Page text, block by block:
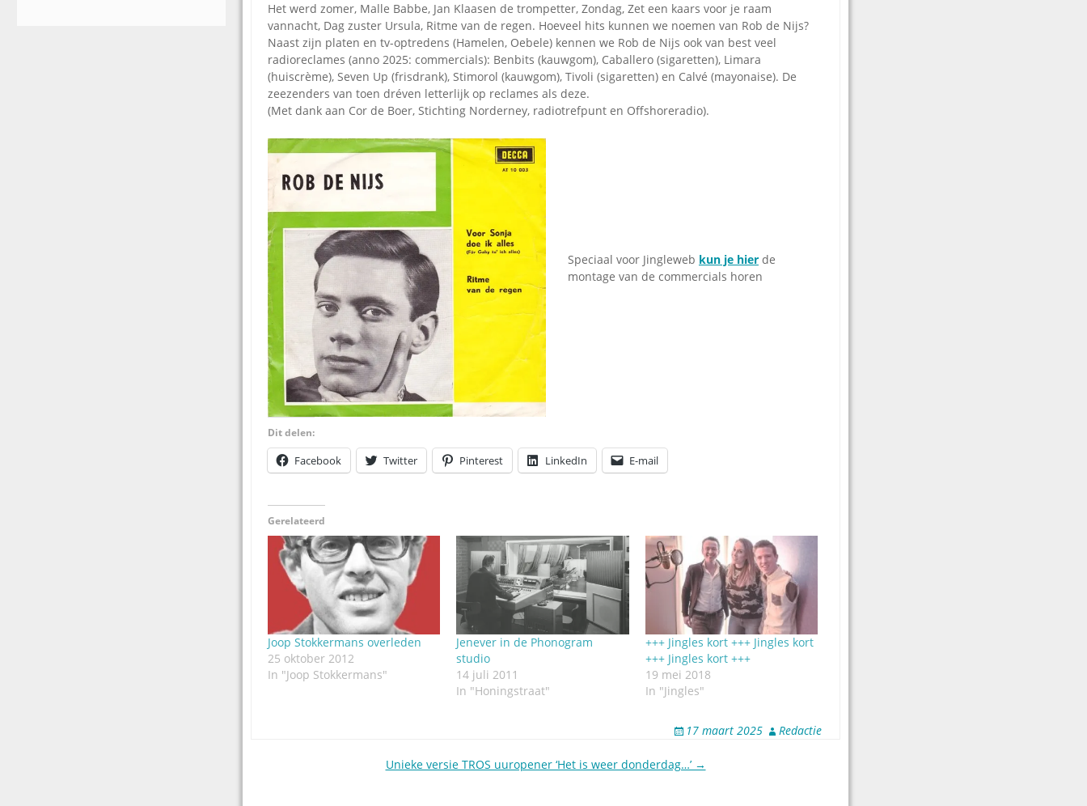
Ferry Maat interview
Jingle Awards
Jingle NIEUW
Omroepbanden
Stoomfluit Klaas
Uitvinding
jinglecassette
Dik Voormekaar in
foto’s
Het werd zomer, Malle Babbe, Jan Klaasen de trompetter, Zondag, Zet een kaars voor je raam
vannacht, Dag zuster Ursula, Ritme van de regen. Hoeveel hits kunnen we noemen van Rob de Nijs?
Naast zijn platen en tv-optredens (Hamelen, Oebele) kennen we Rob de Nijs ook van best veel
radioreclames (anno 2025: commercials): Benbits (kauwgom), Caballero (sigaretten), Limara
(huiscrème), Seven Up (frisdrank), Stimorol (kauwgom), Tivoli (sigaretten) en Calvé (mayonaise). De
zeezenders van toen dréven letterlijk op reclames als deze.
(Met dank aan Cor de Boer, Stichting Norderney, radiotrefpunt en Offshoreradio).
Speciaal voor Jingleweb kun je hierde
montage van de commercials horen
Dit delen:
Facebook Twitter Pinterest LinkedIn E-mail
Gerelateerd
Joop Stokkermans overleden
25 oktober 2012
In "Joop Stokkermans"
Jenever in de Phonogram
studio
14 juli 2011
In "Honingstraat"
+++ Jingles kort +++ Jingles kort
+++ Jingles kort +++
19 mei 2018
In "Jingles"
17 maart 2025 Redactie
Unieke versie TROS uuropener ‘Het is weer donderdag…’ →